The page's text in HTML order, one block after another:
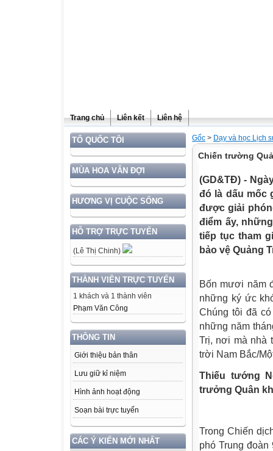
Trang chủ Liên kết Liên hệ
TỔ QUỐC TÔI
MÙA HOA VẪN ĐỢI
HƯƠNG VỊ CUỘC SỐNG
HỖ TRỢ TRỰC TUYẾN
(Lê Thị Chinh)
THÀNH VIÊN TRỰC TUYẾN
1 khách và 1 thành viên
Phạm Văn Công
THÔNG TIN
Giới thiệu bản thân
Lưu giữ kỉ niệm
Hình ảnh hoạt động
Soạn bài trực tuyến
CÁC Ý KIẾN MỚI NHẤT
Gốc > Dạy và học Lịch
Chiến trường
(GD&TĐ) -
đó là dấu mốc
được giải
điểm ấy,
tiếp tục tham
bảo vệ Quảng
Bốn mươi năm
những ký ức
Chúng tôi đã
những năm
Trị, nơi mà nhà
trời Nam Bắc/
Thiếu tướng
trưởng Quân
Trong Chiến
phó Trung